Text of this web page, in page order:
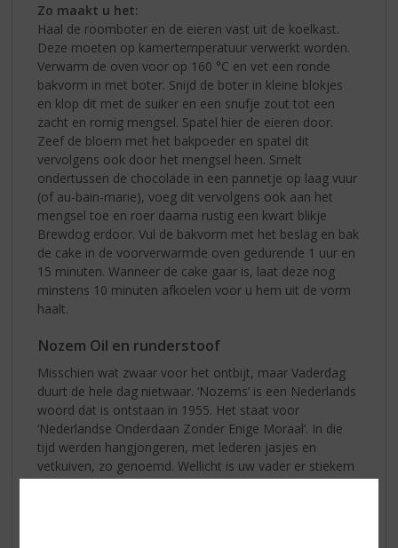
Zo maakt u het:
Haal de roomboter en de eieren vast uit de koelkast.
Deze moeten op kamertemperatuur verwerkt worden.
Verwarm de oven voor op 160 °C en vet een ronde
bakvorm in met boter. Snijd de boter in kleine blokjes
en klop dit met de suiker en een snufje zout tot een
zacht en romig mengsel. Spatel hier de eieren door.
Zeef de bloem met het bakpoeder en spatel dit
vervolgens ook door het mengsel heen. Smelt
ondertussen de chocolade in een pannetje op laag vuur
(of au-bain-marie), voeg dit vervolgens ook aan het
mengsel toe en roer daarna rustig een kwart blikje
Brewdog erdoor. Vul de bakvorm met het beslag en bak
de cake in de voorverwarmde oven gedurende 1 uur en
15 minuten. Wanneer de cake gaar is, laat deze nog
minstens 10 minuten afkoelen voor u hem uit de vorm
haalt.
Nozem Oil en runderstoof
Misschien wat zwaar voor het ontbijt, maar Vaderdag
duurt de hele dag nietwaar. ‘Nozems’ is een Nederlands
woord dat is ontstaan in 1955. Het staat voor
‘Nederlandse Onderdaan Zonder Enige Moraal’. In die
tijd werden hangjongeren, met lederen jasjes en
vetkuiven, zo genoemd. Wellicht is uw vader er stiekem
ook wel één geweest. Dan kunt u hem zeker verrassen